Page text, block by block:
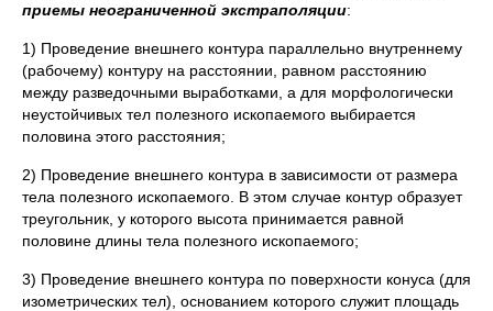
приемы неограниченной экстраполяции:
1) Проведение внешнего контура параллельно внутреннему
(рабочему) контуру на расстоянии, равном расстоянию
между разведочными выработками, а для морфологически
неустойчивых тел полезного ископаемого выбирается
половина этого расстояния;
2) Проведение внешнего контура в зависимости от размера
тела полезного ископаемого. В этом случае контур образует
треугольник, у которого высота принимается равной
половине длины тела полезного ископаемого;
3) Проведение внешнего контура по поверхности конуса (для
изометрических тел), основанием которого служит площадь